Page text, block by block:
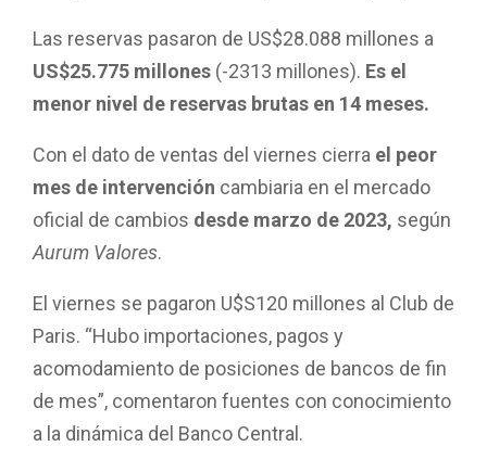
Las reservas pasaron de US$28.088 millones a
US$25.775 millones (-2313 millones). Es el
menor nivel de reservas brutas en 14 meses.
Con el dato de ventas del viernes cierra el peor
mes de intervención cambiaria en el mercado
oficial de cambios desde marzo de 2023, según
Aurum Valores.
El viernes se pagaron U$S120 millones al Club de
Paris. “Hubo importaciones, pagos y
acomodamiento de posiciones de bancos de fin
de mes”, comentaron fuentes con conocimiento
a la dinámica del Banco Central.